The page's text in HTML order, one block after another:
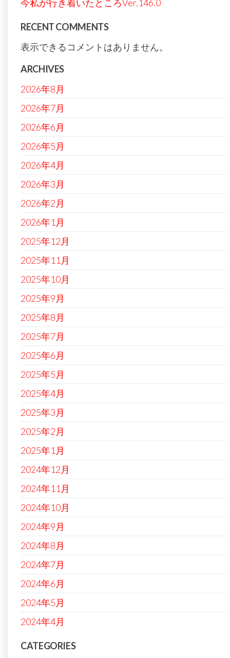
今私が行き着いたところVer.146.0
RECENT COMMENTS
表示できるコメントはありません。
ARCHIVES
2026年8月
2026年7月
2026年6月
2026年5月
2026年4月
2026年3月
2026年2月
2026年1月
2025年12月
2025年11月
2025年10月
2025年9月
2025年8月
2025年7月
2025年6月
2025年5月
2025年4月
2025年3月
2025年2月
2025年1月
2024年12月
2024年11月
2024年10月
2024年9月
2024年8月
2024年7月
2024年6月
2024年5月
2024年4月
CATEGORIES